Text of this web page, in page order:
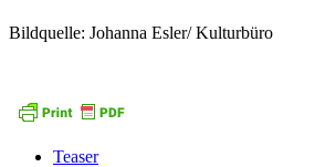
Bildquelle: Johanna Esler/ Kulturbüro
Teaser